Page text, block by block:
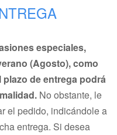
especiales,
(Agosto), como
plazo de entrega podrá
No obstante, le
el pedido, indicándole a
entrega. Si desea